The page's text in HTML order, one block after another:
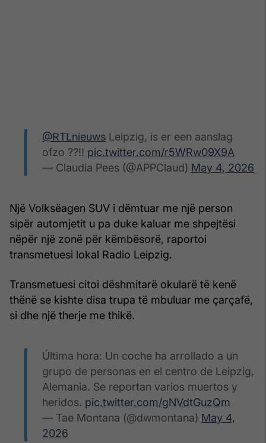
@RTLnieuws Leipzig, is er een aanslag
ofzo ??!! pic.twitter.com/r5WRw09X9A
— Claudia Pees (@APPClaud) May 4, 2026
Një Volksëagen SUV i dëmtuar me një person
sipër automjetit u pa duke kaluar me shpejtësi
nëpër një zonë për këmbësorë, raportoi
transmetuesi lokal Radio Leipzig.
Transmetuesi citoi dëshmitarë okularë të kenë
thënë se kishte disa trupa të mbuluar me çarçafë,
si dhe një therje me thikë.
Última hora: Un coche ha arrollado a un
grupo de personas en el centro de Leipzig,
Alemania. Se reportan varios muertos y
heridos. pic.twitter.com/gNVdtGuzQm
— Tae Montana (@dwmontana) May 4,
2026